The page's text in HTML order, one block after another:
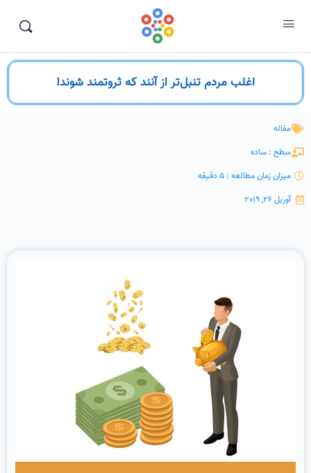
اغلب مردم تنبل‌تر از آنند که ثروتمند شوند!
مقاله
سطح : ساده
میزان زمان مطالعه : 5 دقیقه
آوریل 26, 2019